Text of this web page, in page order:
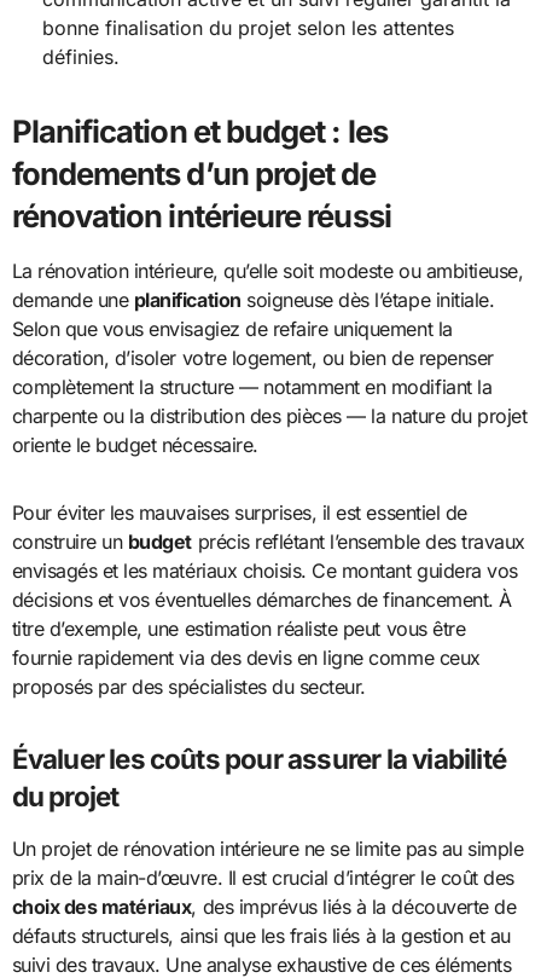
bonne finalisation du projet selon les attentes
définies.
Planification et budget : les
fondements d’un projet de
rénovation intérieure réussi
La rénovation intérieure, qu’elle soit modeste ou ambitieuse,
demande une planification soigneuse dès l’étape initiale.
Selon que vous envisagiez de refaire uniquement la
décoration, d’isoler votre logement, ou bien de repenser
complètement la structure — notamment en modifiant la
charpente ou la distribution des pièces — la nature du projet
oriente le budget nécessaire.
Pour éviter les mauvaises surprises, il est essentiel de
construire un budget précis reflétant l’ensemble des travaux
envisagés et les matériaux choisis. Ce montant guidera vos
décisions et vos éventuelles démarches de financement. À
titre d’exemple, une estimation réaliste peut vous être
fournie rapidement via des devis en ligne comme ceux
proposés par des spécialistes du secteur.
Évaluer les coûts pour assurer la viabilité
du projet
Un projet de rénovation intérieure ne se limite pas au simple
prix de la main-d’œuvre. Il est crucial d’intégrer le coût des
choix des matériaux, des imprévus liés à la découverte de
défauts structurels, ainsi que les frais liés à la gestion et au
suivi des travaux. Une analyse exhaustive de ces éléments